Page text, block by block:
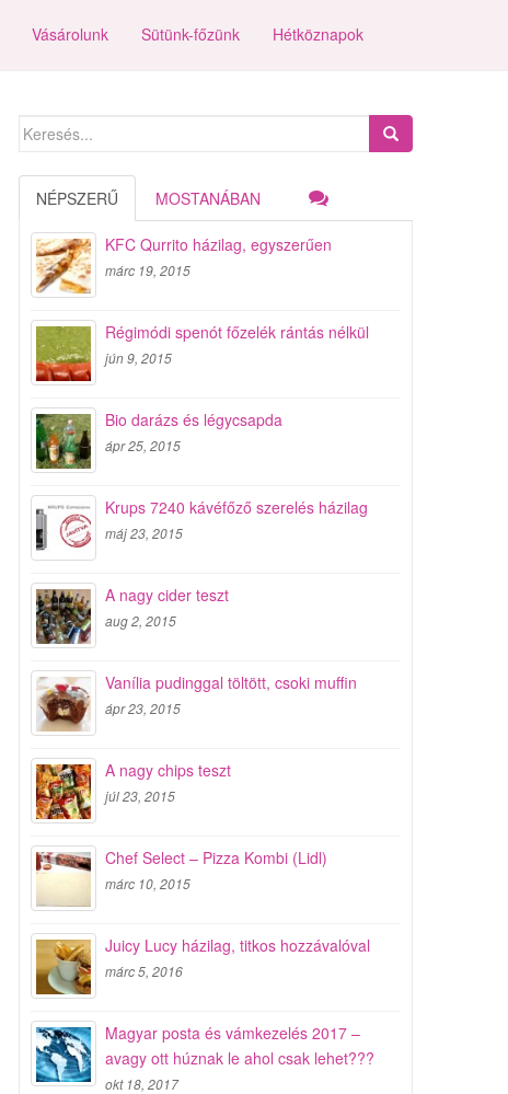
Vásárolunk Sütünk-főzünk Hétköznapok
Search
NÉPSZERŰ MOSTANÁBAN
KFC Qurrito házilag, egyszerűen
márc 19, 2015
Régimódi spenót főzelék rántás nélkül
jún 9, 2015
Bio darázs és légycsapda
ápr 25, 2015
Krups 7240 kávéfőző szerelés házilag
máj 23, 2015
A nagy cider teszt
aug 2, 2015
Vanília pudinggal töltött, csoki muffin
ápr 23, 2015
A nagy chips teszt
júl 23, 2015
Chef Select – Pizza Kombi (Lidl)
márc 10, 2015
Juicy Lucy házilag, titkos hozzávalóval
márc 5, 2016
Magyar posta és vámkezelés 2017 –
avagy ott húznak le ahol csak lehet???
okt 18, 2017